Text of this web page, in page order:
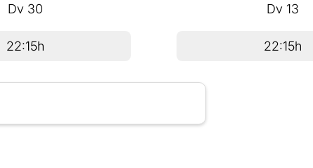
Dv 30
22:15h
Dv 13
22:15h